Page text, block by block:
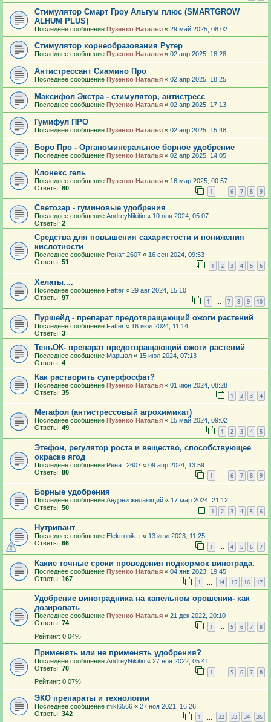
Стимулятор Смарт Гроу Альгум плюс (SMARTGROW
ALHUM PLUS)
Последнее сообщение Пузенко Наталья « 29 май 2025, 08:02
Стимулятор корнеобразования Рутер
Последнее сообщение Пузенко Наталья « 02 апр 2025, 18:28
Антистрессант Сиамино Про
Последнее сообщение Пузенко Наталья « 02 апр 2025, 18:25
Максифол Экстра - стимулятор, антистресс
Последнее сообщение Пузенко Наталья « 02 апр 2025, 17:13
Гумифул ПРО
Последнее сообщение Пузенко Наталья « 02 апр 2025, 15:48
Боро Про - Органоминеральное борное удобрение
Последнее сообщение Пузенко Наталья « 02 апр 2025, 14:05
Клонекс гель
Последнее сообщение Пузенко Наталья « 16 мар 2025, 00:57
Ответы: 80 1 6 7 8 9
Светозар - гуминовые удобрения
Последнее сообщение AndreyNikitin « 10 ноя 2024, 05:07
Ответы: 2
Средства для повышения сахаристости и понижения
кислотности
Последнее сообщение Ренат 2607 « 16 сен 2024, 09:53
Ответы: 51 1 2 3 4 5 6
Хелаты....
Последнее сообщение Fatter « 29 авг 2024, 15:10
Ответы: 97 1 7 8 9 10
Пуршейд - препарат предотвращающий ожоги растений
Последнее сообщение Fatter « 16 июл 2024, 11:14
Ответы: 3
ТеньОК- препарат предотвращающий ожоги растений
Последнее сообщение Маршал « 15 июл 2024, 07:13
Ответы: 4
Как растворить суперфосфат?
Последнее сообщение Пузенко Наталья « 01 июн 2024, 08:28
Ответы: 35 1 2 3 4
Мегафол (антистрессовый агрохимикат)
Последнее сообщение Пузенко Наталья « 15 май 2024, 09:02
Ответы: 49 1 2 3 4 5
Этефон, регулятор роста и вещество, способствующее
окраске ягод
Последнее сообщение Ренат 2607 « 09 апр 2024, 13:59
Ответы: 80 1 6 7 8 9
Борные удобрения
Последнее сообщение Андрей желающий « 17 мар 2024, 21:12
Ответы: 50 1 2 3 4 5 6
Нутривант
Последнее сообщение Elektronik_t « 13 июл 2023, 11:25
Ответы: 66 1 … 4 5 6 7
Какие точные сроки проведения подкормок винограда.
Последнее сообщение Пузенко Наталья « 04 янв 2023, 19:45
Ответы: 167 1 14 15 16 17
Удобрение виноградника на капельном орошении- как
дозировать
Последнее сообщение Пузенко Наталья « 21 дек 2022, 20:10
Ответы: 74 1 … 5 6 7 8
Рейтинг: 0.04%
Применять или не применять удобрения?
Последнее сообщение AndreyNikitin « 27 ноя 2022, 05:41
Ответы: 70 1 … 5 6 7 8
Рейтинг: 0.07%
ЭКО препараты и технологии
Последнее сообщение mikl6566 « 27 ноя 2021, 16:26
Ответы: 342 1 32 33 34 35